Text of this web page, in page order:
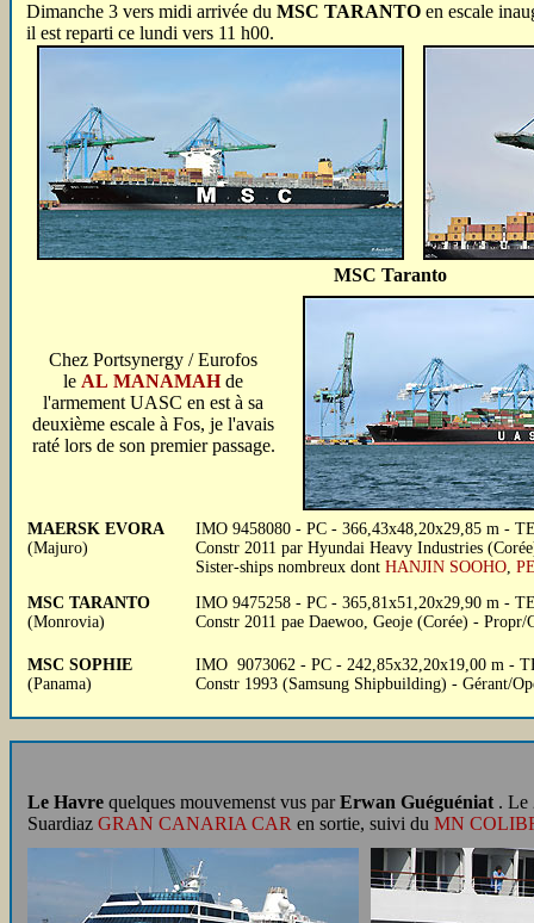
Dimanche 3 vers midi arrivée du MSC TARANTO en escale
il est reparti ce lundi vers 11 h00.
MSC Taranto
Chez Portsynergy / Eurofos
le AL MANAMAHde
l'armement UASC en est à sa
deuxième escale à Fos, je l'avais
raté lors de son premier passage.
MAERSK EVORA
(Majuro)
IMO 9458080 - PC - 366,43x48,20x29,85 m -
Constr 2011 par Hyundai Heavy Industries
Sister-ships nombreux dont HANJIN SOOHO,
MSC TARANTO
(Monrovia)
IMO 9475258 - PC - 365,81x51,20x29,90 m -
Constr 2011 pae Daewoo, Geoje (Corée) -
MSC SOPHIE
(Panama)
IMO 9073062 - PC - 242,85x32,20x19,00 m -
Constr 1993 (Samsung Shipbuilding) - Gérant/
Le Havre quelques mouvemenst vus parErwan Guéguéniat . Le
Suardiaz GRAN CANARIA CAR en sortie, suivi du MN